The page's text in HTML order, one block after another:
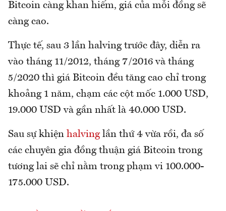
Bitcoin càng khan hiếm, giá của mỗi đồng sẽ
càng cao.
Thực tế, sau 3 lần halving trước đây, diễn ra
vào tháng 11/2012, tháng 7/2016 và tháng
5/2020 thì giá Bitcoin đều tăng cao chỉ trong
khoảng 1 năm, chạm các cột mốc 1.000 USD,
19.000 USD và gần nhất là 40.000 USD.
Sau sự khiện halving lần thứ 4 vừa rồi, đa số
các chuyên gia đồng thuận giá Bitcoin trong
tương lai sẽ chỉ nằm trong phạm vi 100.000-
175.000 USD.